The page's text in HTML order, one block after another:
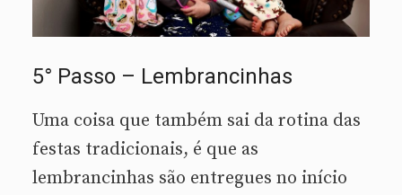
5° Passo – Lembrancinhas
Uma coisa que também sai da rotina das
festas tradicionais, é que as
lembrancinhas são entregues no início